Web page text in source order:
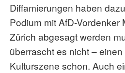
Diffamierungen haben
Podium mit AfD-Vordenker
Zürich abgesagt werden
überrascht es nicht –
Kulturszene schon. Auch